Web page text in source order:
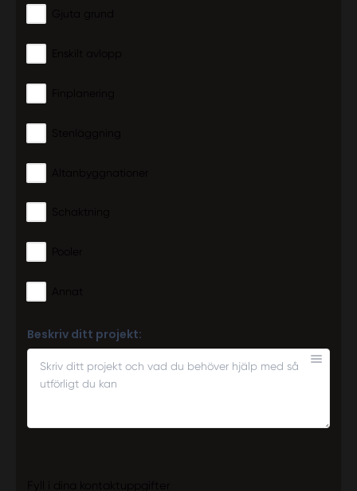
Beskriv ditt projekt: